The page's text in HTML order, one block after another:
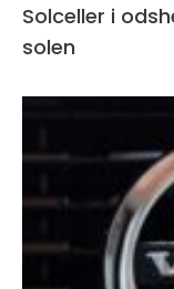
Solceller i odsherred sådan får
solen